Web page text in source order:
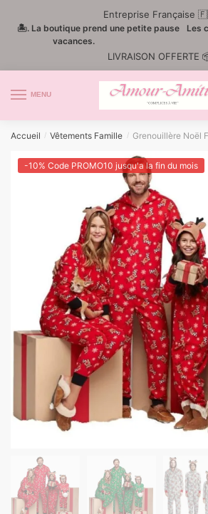
Entreprise Française
🏝️. La boutique prend une petite pause
vacances.
Les
LIVRAISON OFFERTE
MENU
Accueil / Vêtements Famille / Grenouillère Noël
-10% Code PROMO10 jusqu'a la fin du mois